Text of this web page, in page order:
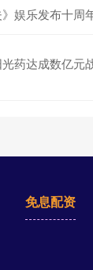
娱乐发布十周
药达成数亿元
免息配资